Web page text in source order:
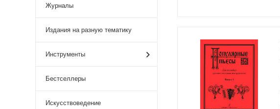
Журналы
Издания на разную тематику
Инструменты
Бестселлеры
Искусствоведение